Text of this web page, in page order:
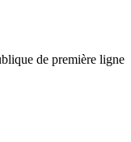
de première ligne